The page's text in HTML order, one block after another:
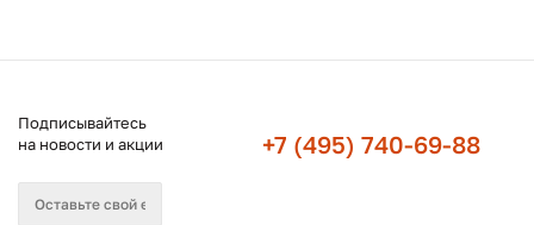
Подписывайтесь
на новости и акции
+7 (495) 740-69-88